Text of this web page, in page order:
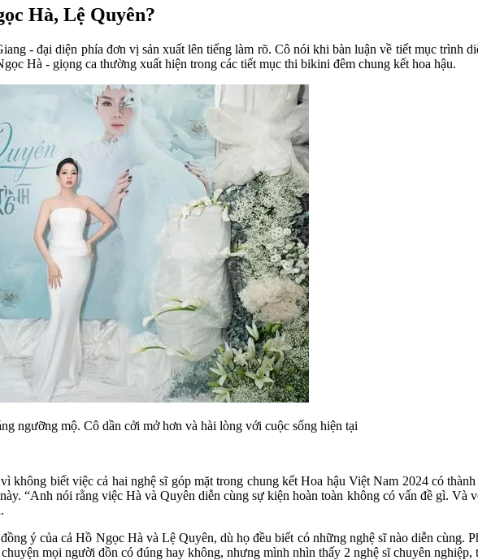
Hà, Lệ Quyên?
- đại diện phía đơn vị sản xuất lên tiếng làm rõ. Cô nói khi bàn luận về tiết mục trình
Hà - giọng ca thường xuất hiện trong các tiết mục thi bikini đêm chung kết hoa hậu.
ngưỡng mộ. Cô dần cởi mở hơn và hài lòng với cuộc sống hiện tại
không biết việc cả hai nghệ sĩ góp mặt trong chung kết Hoa hậu Việt Nam 2024 có
“Anh nói rằng việc Hà và Quyên diễn cùng sự kiện hoàn toàn không có vấn đề gì. Và
ý của cả Hồ Ngọc Hà và Lệ Quyên, dù họ đều biết có những nghệ sĩ nào diễn cùng.
mọi người đồn có đúng hay không, nhưng mình nhìn thấy 2 nghệ sĩ chuyên